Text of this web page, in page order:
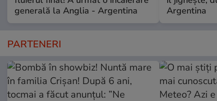
generală la Anglia - Argentina
Argentina
PARTENERI